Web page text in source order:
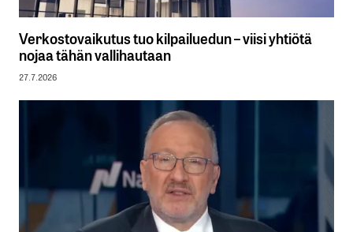
Verkostovaikutus tuo kilpailuedun – viisi yhtiötä
nojaa tähän vallihautaan
27.7.2026